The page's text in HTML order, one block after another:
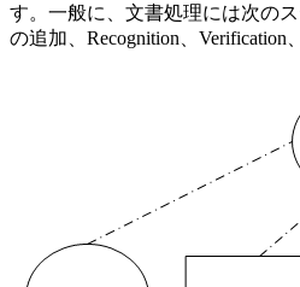
す。一般に、文書処理には次の
の追加、Recognition、Verification